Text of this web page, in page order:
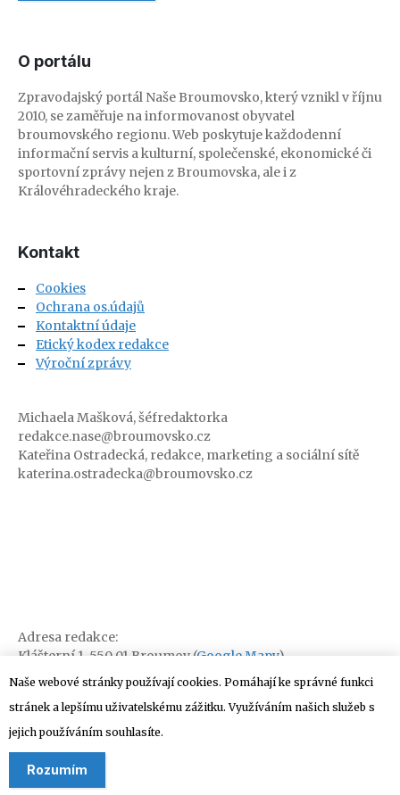
O portálu
Zpravodajský portál Naše Broumovsko, který vznikl v říjnu
2010, se zaměřuje na informovanost obyvatel
broumovského regionu. Web poskytuje každodenní
informační servis a kulturní, společenské, ekonomické či
sportovní zprávy nejen z Broumovska, ale i z
Královéhradeckého kraje.
Kontakt
Cookies
Ochrana os.údajů
Kontaktní údaje
Etický kodex redakce
Výroční zprávy
Michaela Mašková, šéfredaktorka
redakce.nase@broumovsko.cz
Kateřina Ostradecká, redakce, marketing a sociální sítě
katerina.ostradecka@broumovsko.cz
Adresa redakce:
Klášterní 1, 550 01 Broumov (Google Mapy)
Naše webové stránky používají cookies. Pomáhají ke správné funkci
stránek a lepšímu uživatelskému zážitku. Využíváním našich služeb s
jejich používáním souhlasíte.
Rozumím